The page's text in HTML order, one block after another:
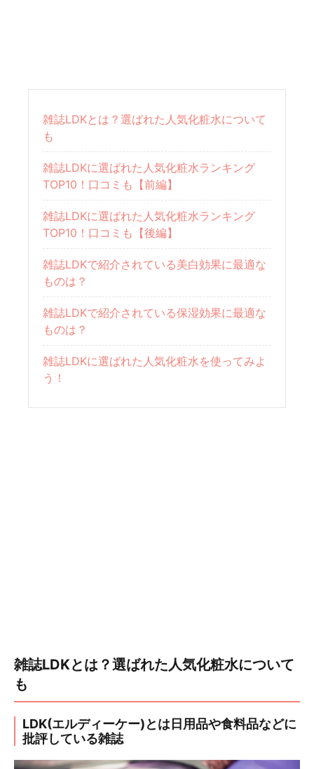
雑誌LDKとは？選ばれた人気化粧水について
も
雑誌LDKに選ばれた人気化粧水ランキング
TOP10！口コミも【前編】
雑誌LDKに選ばれた人気化粧水ランキング
TOP10！口コミも【後編】
雑誌LDKで紹介されている美白効果に最適な
ものは？
雑誌LDKで紹介されている保湿効果に最適な
ものは？
雑誌LDKに選ばれた人気化粧水を使ってみよ
う！
雑誌LDKとは？選ばれた人気化粧水について
も
LDK(エルディーケー)とは日用品や食料品などに
批評している雑誌